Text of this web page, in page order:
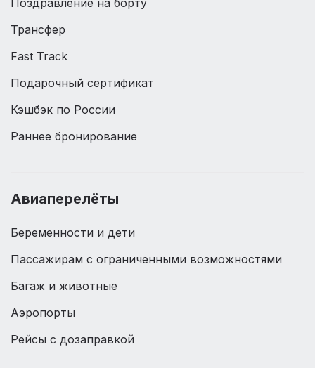
Поздравление на борту
Трансфер
Fast Track
Подарочный сертификат
Кэшбэк по России
Раннее бронирование
Авиаперелёты
Беременности и дети
Пассажирам с ограниченными возможностями
Багаж и животные
Аэропорты
Рейсы с дозаправкой